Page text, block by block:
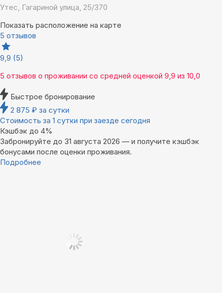
Утес, Гагариной улица, 25/370
Показать расположение на карте
5 отзывов
9,9 (5)
5 отзывов о проживании со средней оценкой 9,9 из 10,0
Быстрое бронирование
2 875 ₽ за сутки
Стоимость за 1 сутки при заезде сегодня
Кэшбэк до 4%
Забронируйте до 31 августа 2026 — и получите кэшбэк
бонусами после оценки проживания.
Подробнее